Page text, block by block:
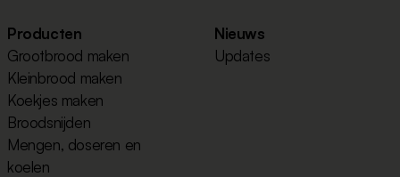
Producten
Grootbrood maken
Kleinbrood maken
Koekjes maken
Broodsnijden
Mengen, doseren en
koelen
Nieuws
Updates